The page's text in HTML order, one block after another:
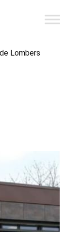
Lombers